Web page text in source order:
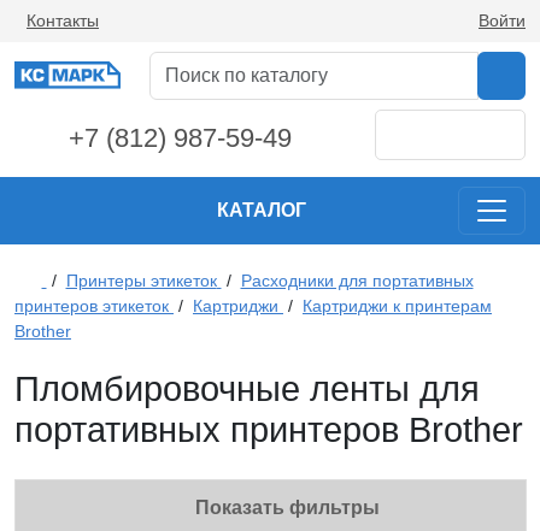
Контакты Войти
+7 (812) 987-59-49
КАТАЛОГ
/ Принтеры этикеток / Расходники для портативных
принтеров этикеток / Картриджи / Картриджи к принтерам
Brother
Пломбировочные ленты для
портативных принтеров Brother
Показать фильтры